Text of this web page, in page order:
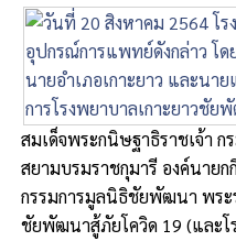
สมเด็จพระกนิษฐาธิราชเจ้า
สยามบรมราชกุมารี องค์นาย
กรรมการมูลนิธิชัยพัฒนา พร
ชัยพัฒนาสู้ภัยโควิด 19 (และโ